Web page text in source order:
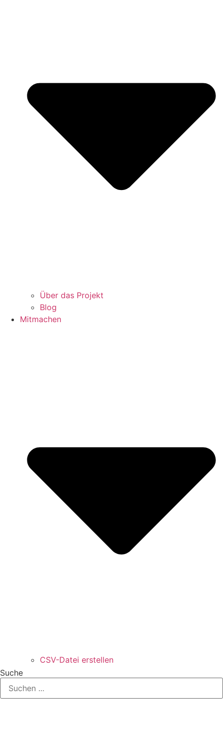
Über das Projekt
Blog
Mitmachen
CSV-Datei erstellen
Suche